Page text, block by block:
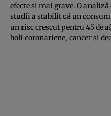
efecte și mai grave. O
studii a stabilit că un
un risc crescut pentru 45 de
boli coronariene, cancer și